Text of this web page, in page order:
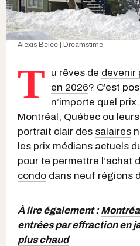
Alexis Belec | Dreamstime
T u rêves de devenir
en 2026? C’est
n’importe quel
Montréal, Québec ou
portrait clair des salaires
les prix médians actuels
pour te permettre l’achat
condo dans neuf régions
À lire également :
entrées par effraction en
plus chaud